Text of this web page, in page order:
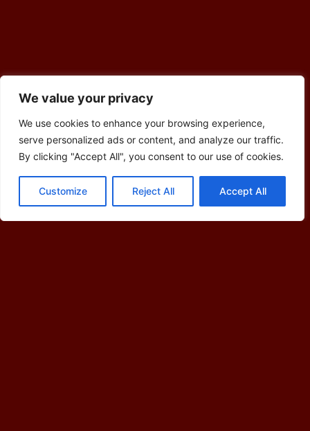
We value your privacy
We use cookies to enhance your browsing experience,
serve personalized ads or content, and analyze our traffic.
By clicking "Accept All", you consent to our use of cookies.
Customize Reject All Accept All